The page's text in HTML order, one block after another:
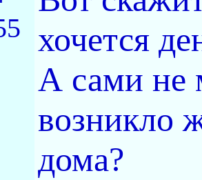
хочется
А сами не
возникло
дома?